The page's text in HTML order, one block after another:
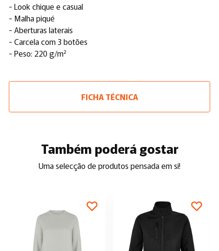
- Look chique e casual
- Malha piqué
- Aberturas laterais
- Carcela com 3 botões
- Peso: 220 g/m²
FICHA TÉCNICA
Também poderá gostar
Uma selecção de produtos pensada em si!